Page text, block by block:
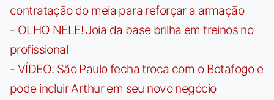
contratação do meia para reforçar a armação
- OLHO NELE! Joia da base brilha em treinos no
profissional
- VÍDEO: São Paulo fecha troca com o Botafogo e
pode incluir Arthur em seu novo negócio